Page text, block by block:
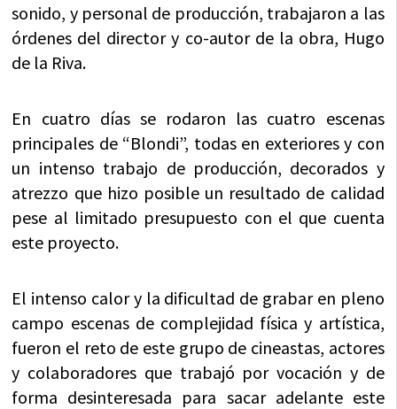
sonido, y personal de producción, trabajaron a las
órdenes del director y co-autor de la obra, Hugo
de la Riva.
En cuatro días se rodaron las cuatro escenas
principales de “Blondi”, todas en exteriores y con
un intenso trabajo de producción, decorados y
atrezzo que hizo posible un resultado de calidad
pese al limitado presupuesto con el que cuenta
este proyecto.
El intenso calor y la dificultad de grabar en pleno
campo escenas de complejidad física y artística,
fueron el reto de este grupo de cineastas, actores
y colaboradores que trabajó por vocación y de
forma desinteresada para sacar adelante este